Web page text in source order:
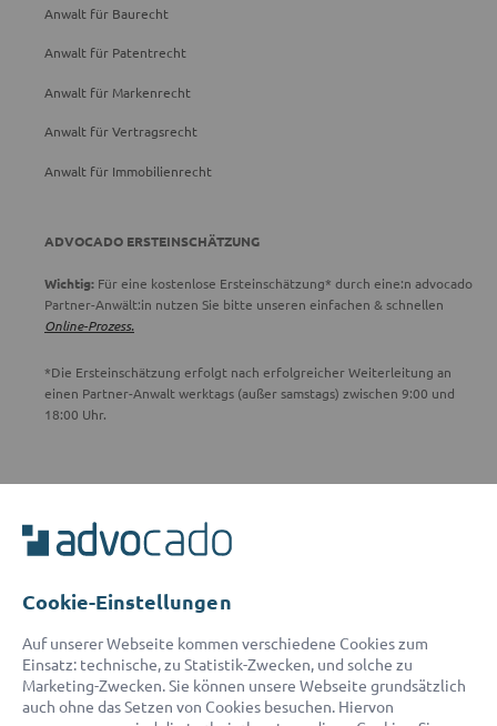
Anwalt für Baurecht
Anwalt für Patentrecht
Anwalt für Markenrecht
Anwalt für Vertragsrecht
Anwalt für Immobilienrecht
ADVOCADO ERSTEINSCHÄTZUNG
Wichtig: Für eine kostenlose Ersteinschätzung* durch eine:n advocado
Partner-Anwält:in nutzen Sie bitte unseren einfachen & schnellen
Online-Prozess.
*Die Ersteinschätzung erfolgt nach erfolgreicher Weiterleitung an
einen Partner-Anwalt werktags (außer samstags) zwischen 9:00 und
18:00 Uhr.
Unser Serviceteam ist von 8:00 bis 17:00 Uhr für Sie erreichbar.
E-Mail:
service@advocado.com
Cookie-Einstellungen
Auf unserer Webseite kommen verschiedene Cookies zum
Einsatz: technische, zu Statistik-Zwecken, und solche zu
Marketing-Zwecken. Sie können unsere Webseite grundsätzlich
auch ohne das Setzen von Cookies besuchen. Hiervon